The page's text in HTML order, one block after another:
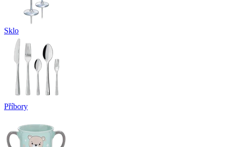
Sklo
Příbory